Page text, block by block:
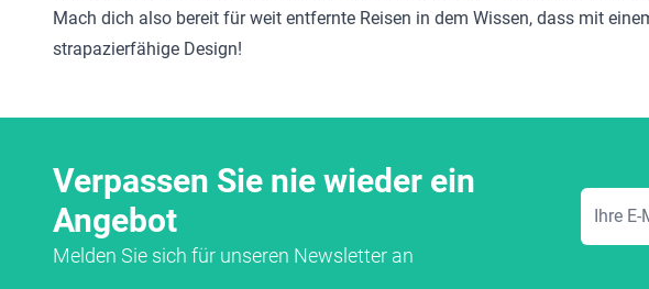
Mach dich also bereit für weit entfernte Reisen in dem Wissen, dass mit
strapazierfähige Design!
Verpassen Sie nie wieder ein
Angebot
Melden Sie sich für unseren Newsletter an
E-